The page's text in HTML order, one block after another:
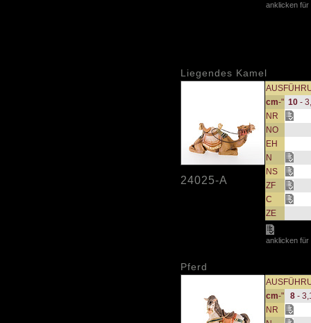
anklicken für
Liegendes Kamel
24025-A
cm-" 10-
NR
NO
EH
N
NS
ZF
C
ZE
anklicken für
Pferd
cm-" 8 -
NR